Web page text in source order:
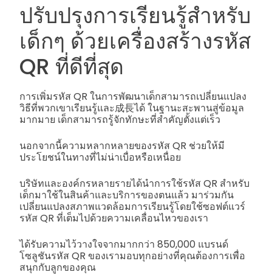
ปรับปรุงการเรียนรู้สำหรับ
เด็กๆ ด้วยเครื่องสร้างรหัส
QR ที่ดีที่สุด
การเพิ่มรหัส QR ในการพัฒนาเด็กสามารถเปลี่ยนแปลง
วิธีที่พวกเขาเรียนรู้และ成長ได้ ในฐานะสะพานสู่ข้อมูล
มากมาย เด็กสามารถรู้จักทักษะที่สำคัญตั้งแต่เร็ว
นอกจากนี้ความหลากหลายของรหัส QR ช่วยให้มี
ประโยชน์ในทางที่ไม่น่าเบื่อหรือเหนื่อย
บริษัทและองค์กรหลายรายได้นำการใช้รหัส QR สำหรับ
เด็กมาใช้ในสินค้าและบริการของตนแล้ว มาร่วมกัน
เปลี่ยนแปลงสภาพแวดล้อมการเรียนรู้โดยใช้ซอฟต์แวร์
รหัส QR ที่เต็มไปด้วยความเคลื่อนไหวของเรา
ได้รับความไว้วางใจจากมากกว่า 850,000 แบรนด์
โซลูชันรหัส QR ของเรามอบทุกอย่างที่คุณต้องการเพื่อ
สนุกกับลูกของคุณ